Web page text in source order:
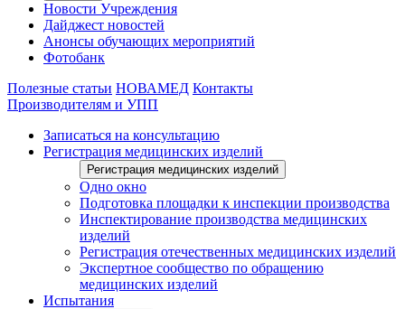
Новости Учреждения
Дайджест новостей
Анонсы обучающих мероприятий
Фотобанк
Полезные статьи НОВАМЕД Контакты
Производителям и УПП
Записаться на консультацию
Регистрация медицинских изделий
Регистрация медицинских изделий
Одно окно
Подготовка площадки к инспекции производства
Инспектирование производства медицинских
изделий
Регистрация отечественных медицинских изделий
Экспертное сообщество по обращению
медицинских изделий
Испытания